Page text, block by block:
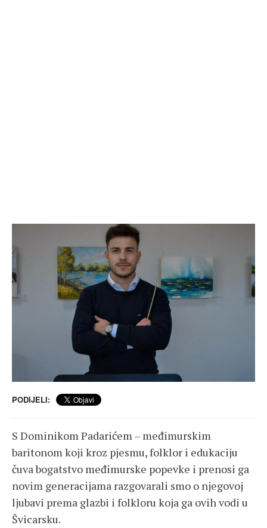
PODIJELI:
S Dominikom Padarićem – međimurskim
baritonom koji kroz pjesmu, folklor i edukaciju
čuva bogatstvo međimurske popevke i prenosi ga
novim generacijama razgovarali smo o njegovoj
ljubavi prema glazbi i folkloru koja ga ovih vodi u
Švicarsku.